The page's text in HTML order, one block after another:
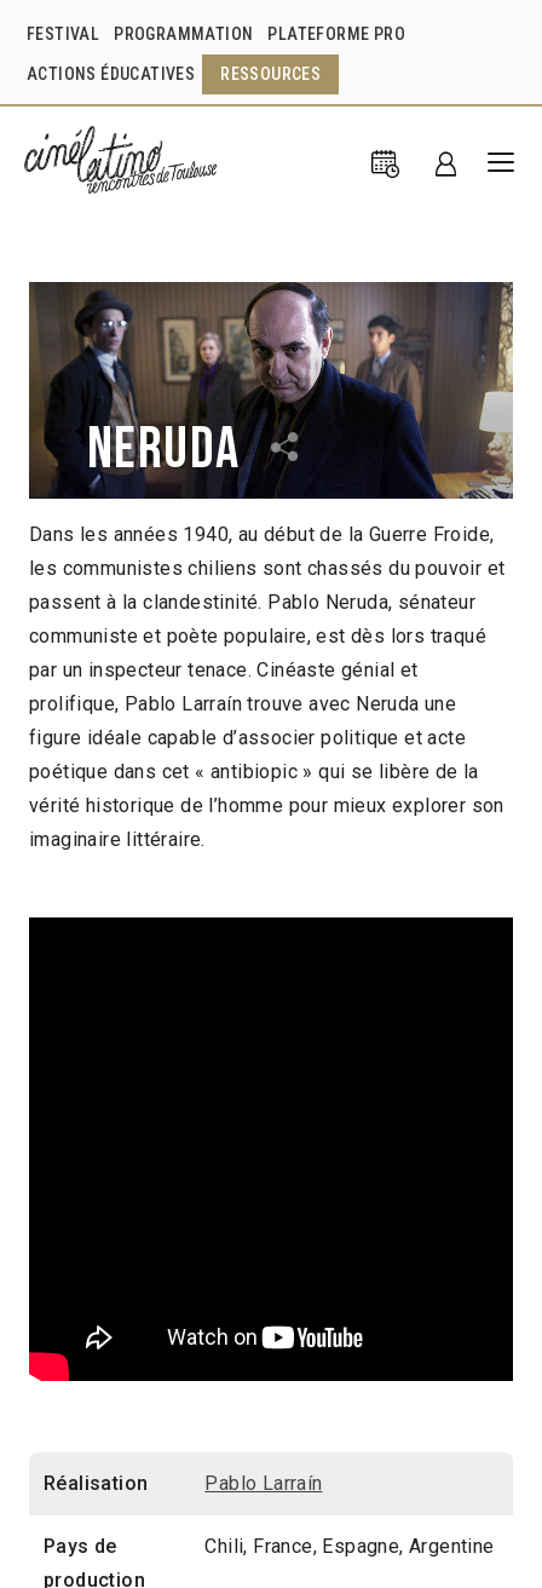
FESTIVAL PROGRAMMATION PLATEFORME PRO
ACTIONS ÉDUCATIVES RESSOURCES
Neruda
Pablo Larraín Chili 2016
1h48
2017 > Reprises
Dans les années 1940, au début de la Guerre Froide,
les communistes chiliens sont chassés du pouvoir et
passent à la clandestinité. Pablo Neruda, sénateur
communiste et poète populaire, est dès lors traqué
par un inspecteur tenace. Cinéaste génial et
prolifique, Pablo Larraín trouve avec Neruda une
figure idéale capable d’associer politique et acte
poétique dans cet « antibiopic » qui se libère de la
vérité historique de l’homme pour mieux explorer son
imaginaire littéraire.
Réalisation Pablo Larraín
Pays de
production
Chili, France, Espagne, Argentine